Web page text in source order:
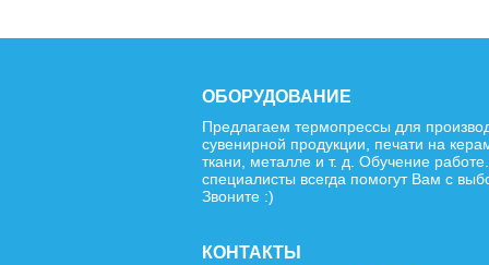
ОБОРУДОВАНИЕ
Предлагаем термопрессы для
сувенирной продукции, печати на
ткани, металле и т. д. Обучение
специалисты всегда помогут Вам с
Звоните :)
КОНТАКТЫ